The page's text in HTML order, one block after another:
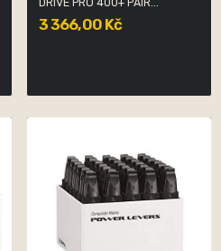
DRIVE PRO 400+ PAIR...
3 366,00 Kč